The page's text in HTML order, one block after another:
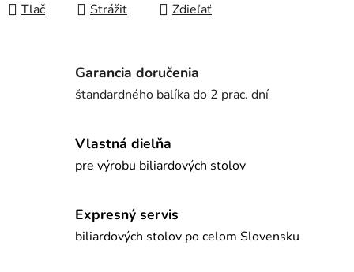
Tlač Strážiť Zdieľať
Garancia doručenia
štandardného balíka do 2 prac. dní
Vlastná dielňa
pre výrobu biliardových stolov
Expresný servis
biliardových stolov po celom Slovensku